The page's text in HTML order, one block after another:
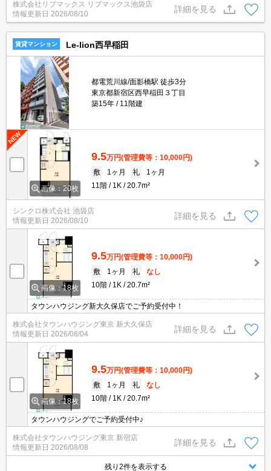
座 ★初期費用はクレジット決済可能！
株式会社リブマックス リブマックス池袋店
情報更新日 2026/08/10
詳細を見る
賃貸マンション Le-lion西早稲田
都電荒川線/面影橋駅 徒歩3分
東京都新宿区西早稲田３丁目
築15年
11階建
画像：20枚
9.5万円(管理費等：10,000円)
敷
1ヶ月 礼
1ヶ月
11階
1K 20.7m²
シンクロ株式会社 池袋店
情報更新日 2026/08/10
詳細を見る
画像：18枚
9.5万円(管理費等：10,000円)
敷
1ヶ月 礼
なし
10階
1K 20.7m²
タウンハウジング新大久保店でご予約受付中！
株式会社タウンハウジング東京 新大久保店
情報更新日 2026/08/04
詳細を見る
画像：18枚
9.5万円(管理費等：10,000円)
敷
1ヶ月 礼
なし
10階
1K 20.7m²
タウンハウジングでご予約受付中♪
株式会社タウンハウジング東京 新宿店
情報更新日 2026/08/08
詳細を見る
残り2件を表示する